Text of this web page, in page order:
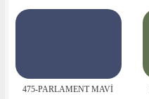
475-PARLAMENT MAVİ